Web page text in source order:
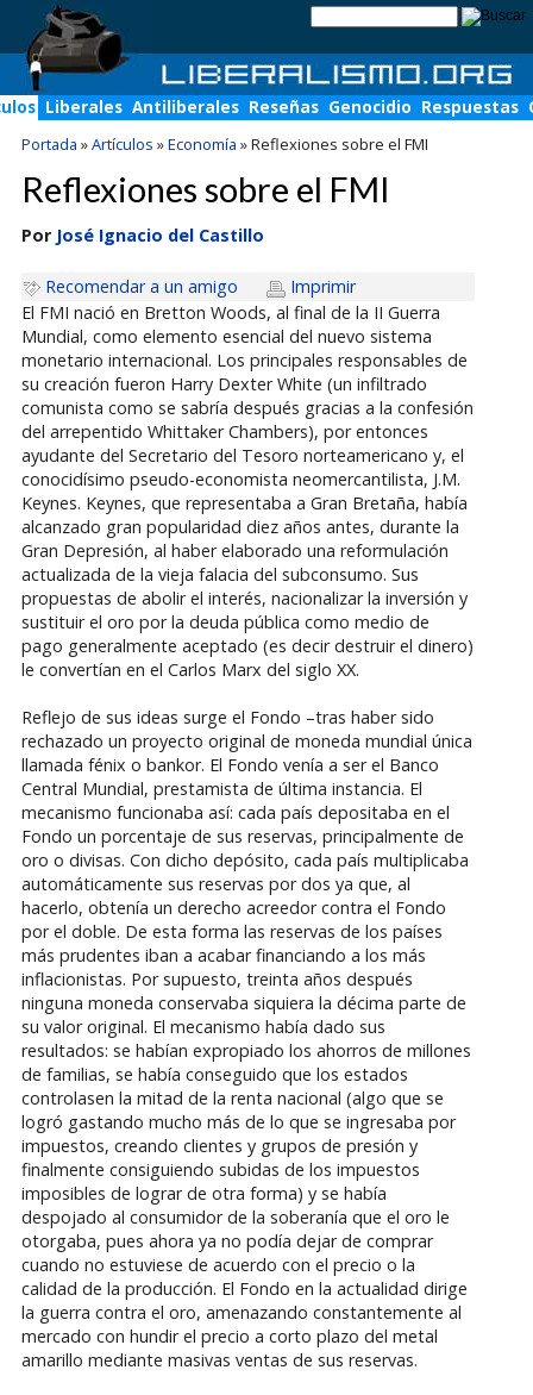
Liberales Antiliberales Reseñas Genocidio Respuestas
Portada »Artículos »Economía »Reflexiones sobre el FMI
Reflexiones sobre el FMI
Por José Ignacio del Castillo
Recomendar a un amigo
Imprimir
El FMI nació en Bretton Woods, al final de la II Guerra
Mundial, como elemento esencial del nuevo sistema
monetario internacional. Los principales responsables de
su creación fueron Harry Dexter White (un infiltrado
comunista como se sabría después gracias a la confesión
del arrepentido Whittaker Chambers), por entonces
ayudante del Secretario del Tesoro norteamericano y, el
conocidísimo pseudo-economista neomercantilista, J.M.
Keynes. Keynes, que representaba a Gran Bretaña, había
alcanzado gran popularidad diez años antes, durante la
Gran Depresión, al haber elaborado una reformulación
actualizada de la vieja falacia del subconsumo. Sus
propuestas de abolir el interés, nacionalizar la inversión y
sustituir el oro por la deuda pública como medio de
pago generalmente aceptado (es decir destruir el dinero)
le convertían en el Carlos Marx del siglo XX.
Reflejo de sus ideas surge el Fondo –tras haber sido
rechazado un proyecto original de moneda mundial única
llamada fénix o bankor. El Fondo venía a ser el Banco
Central Mundial, prestamista de última instancia. El
mecanismo funcionaba así: cada país depositaba en el
Fondo un porcentaje de sus reservas, principalmente de
oro o divisas. Con dicho depósito, cada país multiplicaba
automáticamente sus reservas por dos ya que, al
hacerlo, obtenía un derecho acreedor contra el Fondo
por el doble. De esta forma las reservas de los países
más prudentes iban a acabar financiando a los más
inflacionistas. Por supuesto, treinta años después
ninguna moneda conservaba siquiera la décima parte de
su valor original. El mecanismo había dado sus
resultados: se habían expropiado los ahorros de millones
de familias, se había conseguido que los estados
controlasen la mitad de la renta nacional (algo que se
logró gastando mucho más de lo que se ingresaba por
impuestos, creando clientes y grupos de presión y
finalmente consiguiendo subidas de los impuestos
imposibles de lograr de otra forma) y se había
despojado al consumidor de la soberanía que el oro le
otorgaba, pues ahora ya no podía dejar de comprar
cuando no estuviese de acuerdo con el precio o la
calidad de la producción. El Fondo en la actualidad dirige
la guerra contra el oro, amenazando constantemente al
mercado con hundir el precio a corto plazo del metal
amarillo mediante masivas ventas de sus reservas.